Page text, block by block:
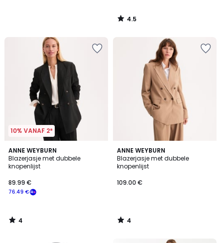
4.5
/
10% VANAF 2*
ANNE WEYBURN
Blazerjasje met dubbele
knopenlijst
76.49 €
89.99 €
4
/
5
4
/
ANNE WEYBURN
Blazerjasje met dubbele
knopenlijst
109.00 €
4
/
5
4
/